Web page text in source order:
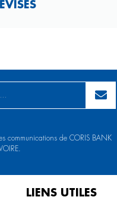
communications de CORIS BANK
LIENS UTILES